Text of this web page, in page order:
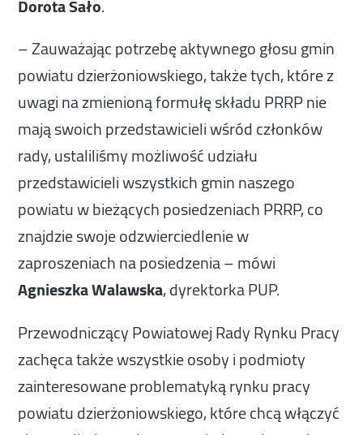
– Zauważając potrzebę aktywnego głosu gmin
powiatu dzierżoniowskiego, także tych, które z
uwagi na zmienioną formułę składu PRRP nie
mają swoich przedstawicieli wśród członków
rady, ustaliliśmy możliwość udziału
przedstawicieli wszystkich gmin naszego
powiatu w bieżących posiedzeniach PRRP, co
znajdzie swoje odzwierciedlenie w
zaproszeniach na posiedzenia – mówi
Agnieszka Walawska, dyrektorka PUP.
Przewodniczący Powiatowej Rady Rynku Pracy
zachęca także wszystkie osoby i podmioty
zainteresowane problematyką rynku pracy
powiatu dzierżoniowskiego, które chcą włączyć